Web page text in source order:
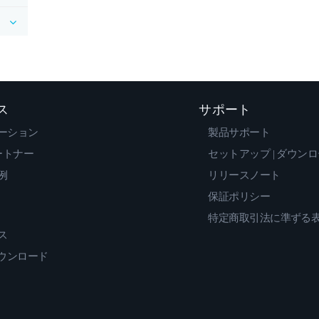
ション
トナー
ンロード
サポート
製品サポート
セットアップ | ダウン
リリースノート
保証ポリシー
特定商取引法に準ずる